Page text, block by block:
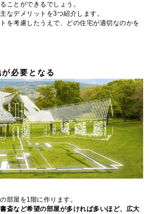
ことができるでしょう。
なデメリットを3つ紹介します。
を考慮したうえで、どの住宅が適切なのかを
必要となる
部屋を1階に作ります。
斎など希望の部屋が多ければ多いほど、広大